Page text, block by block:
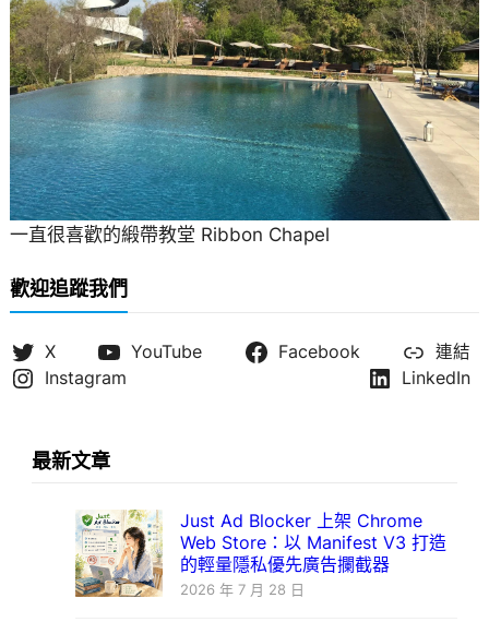
一直很喜歡的緞帶教堂 Ribbon Chapel
歡迎追蹤我們
X YouTube Facebook
連結
Instagram
LinkedIn
最新文章
Just Ad Blocker 上架 Chrome
Web Store：以 Manifest V3 打造
的輕量隱私優先廣告攔截器
2026 年 7 月 28 日